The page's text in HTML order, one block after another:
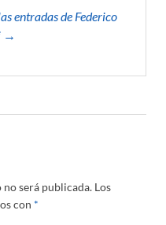
entradas de Federico
→
será publicada. Los
con *